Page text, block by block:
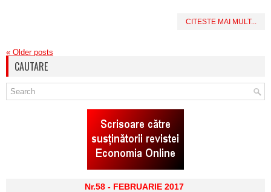
CITESTE MAI MULT...
« Older posts
CAUTARE
Nr.58 - FEBRUARIE 2017